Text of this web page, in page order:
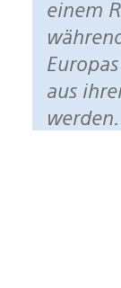
einem
aus
werden.